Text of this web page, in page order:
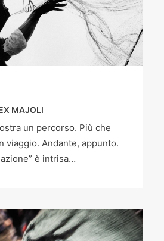
MAJOLI
un percorso. Più che
viaggio. Andante, appunto.
è intrisa…